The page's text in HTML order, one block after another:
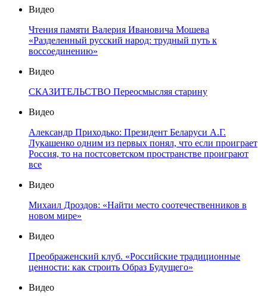
Видео
Чтения памяти Валерия Ивановича Мошева
«Разделенный русский народ: трудный путь к
воссоединению»
Видео
СКАЗИТЕЛЬСТВО Переосмысляя старину
Видео
Александр Приходько: Президент Беларуси А.Г.
Лукашенко одним из первых понял, что если проиграет
Россия, то на постсоветском пространстве проиграют
все
Видео
Михаил Дроздов: «Найти место соотечественников в
новом мире»
Видео
Преображенский клуб. «Российские традиционные
ценности: как строить Образ Будущего»
Видео